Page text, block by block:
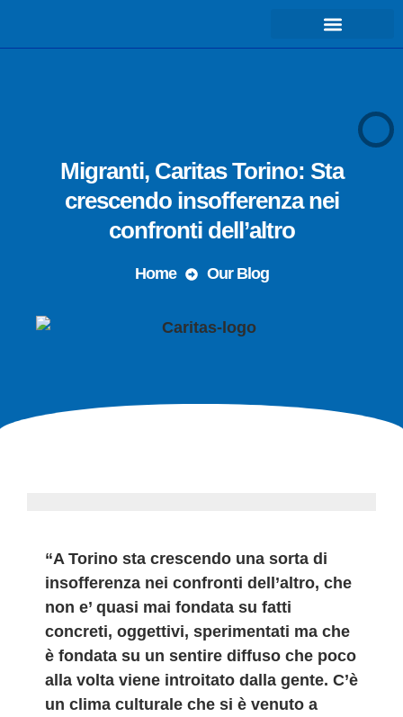
Migranti, Caritas Torino: Sta
crescendo insofferenza nei
confronti dell’altro
Home Our Blog
“A Torino sta crescendo una sorta di
insofferenza nei confronti dell’altro, che
non e’ quasi mai fondata su fatti
concreti, oggettivi, sperimentati ma che
è fondata su un sentire diffuso che poco
alla volta viene introitato dalla gente. C’è
un clima culturale che si è venuto a